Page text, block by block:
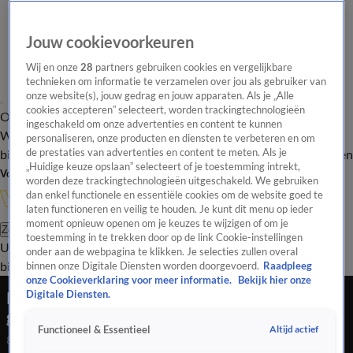
Overzicht Onze programma's Uitzendingen Onze gezichten
In de
WandelgangenInterviewsUitzending
bijwonenPodcastShopVeelgestelde vragenKijkersvraag insturen
Volg Vandaag Inside
Zoeken
UitzendingenVandaag InsideDe OranjezomerShopUitzending
bijwonen
Roger Schmidt wil niet reageren op Benfica-
geruchten
8 apr 2022, 00:00
Jouw cookievoorkeuren
Wij en onze28 partners gebruiken cookies en vergelijkbare
technieken om informatie te verzamelen over jou als gebruiker van
onze website(s), jouw gedrag en jouw apparaten. Als je „Alle
cookies accepteren” selecteert, worden trackingtechnologieën
ingeschakeld om onze advertenties en content te kunnen
personaliseren, onze producten en diensten te verbeteren en om
de prestaties van advertenties en content te meten. Als je
„Huidige keuze opslaan” selecteert of je toestemming intrekt,
worden deze trackingtechnologieën uitgeschakeld. We gebruiken
dan enkel functionele en essentiële cookies om de website goed te
laten functioneren en veilig te houden. Je kunt dit menu op ieder
moment opnieuw openen om je keuzes te wijzigen of om je
toestemming in te trekken door op de link Cookie-instellingen
onder aan de webpagina te klikken. Je selecties zullen overal
binnen onze Digitale Diensten worden doorgevoerd. Raadpleeg
onze Cookieverklaring voor meer informatie.
Bekijk hier onze
Digitale Diensten.
Functioneel & Essentieel Altijd actief